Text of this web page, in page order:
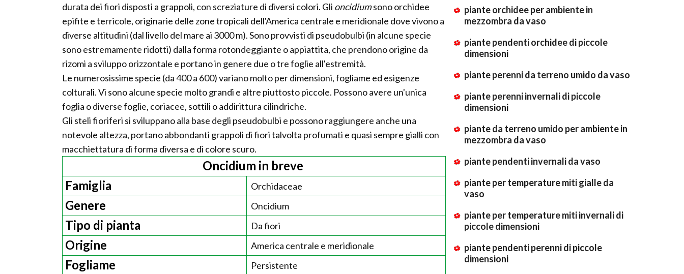
durata dei fiori disposti a grappoli, con screziature di diversi colori. Gli oncidiumsono orchidee
epifite e terricole, originarie delle zone tropicali dell'America centrale e meridionale dove vivono a
diverse altitudini (dal livello del mare ai 3000 m). Sono provvisti di pseudobulbi (in alcune specie
sono estremamente ridotti) dalla forma rotondeggiante o appiattita, che prendono origine da
rizomi a sviluppo orizzontale e portano in genere due o tre foglie all'estremità.
Le numerosissime specie (da 400 a 600) variano molto per dimensioni, fogliame ed esigenze
colturali. Vi sono alcune specie molto grandi e altre piuttosto piccole. Possono avere un'unica
foglia o diverse foglie, coriacee, sottili o addirittura cilindriche.
Gli steli fioriferi si sviluppano alla base degli pseudobulbi e possono raggiungere anche una
notevole altezza, portano abbondanti grappoli di fiori talvolta profumati e quasi sempre gialli con
macchiettatura di forma diversa e di colore scuro.
Oncidium in breve
Famiglia
Orchidaceae
Genere Oncidium
Tipo di pianta Da fiori
Origine America centrale e meridionale
Fogliame Persistente
piante orchidee per ambiente in
mezzombra da vaso
piante pendenti orchidee di piccole
dimensioni
piante perenni da terreno umido da vaso
piante perenni invernali di piccole
dimensioni
piante da terreno umido per ambiente in
mezzombra da vaso
piante pendenti invernali da vaso
piante per temperature miti gialle da
vaso
piante per temperature miti invernali di
piccole dimensioni
piante pendenti perenni di piccole
dimensioni